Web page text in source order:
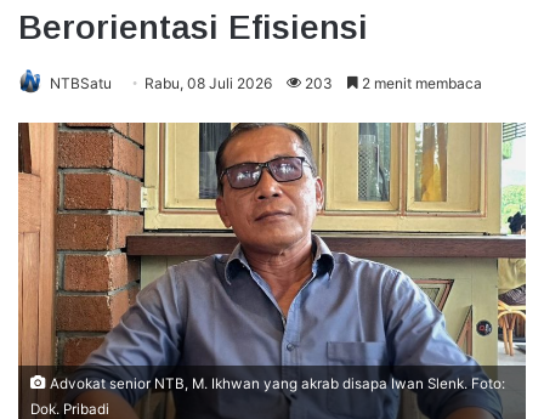
Berorientasi Efisiensi
NTBSatu Rabu, 08 Juli 2026 203 2 menit membaca
Advokat senior NTB, M. Ikhwan yang akrab disapa Iwan Slenk. Foto:
Dok. Pribadi